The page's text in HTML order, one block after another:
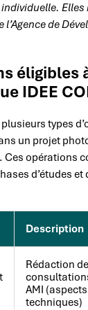
Elles
de
éligibles
IDEE
types
un projet
opérations
d’études
Description
Rédaction
AMI
techniques)